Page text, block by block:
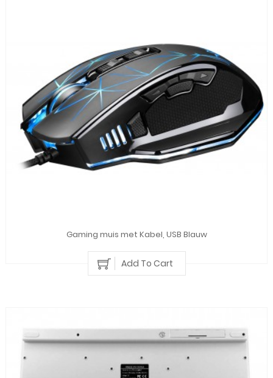
Gaming muis met Kabel, USB Blauw
Add To Cart